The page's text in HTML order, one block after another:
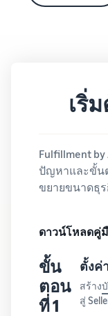
เริ่
Fulfillment by
ปัญหาและขั้น
ขยายขนาดธุ
ดาวน์โหลดคู่มื
ขั้น
ตอน
ที่ 1
ตั้งค่
สร้าง
สู่